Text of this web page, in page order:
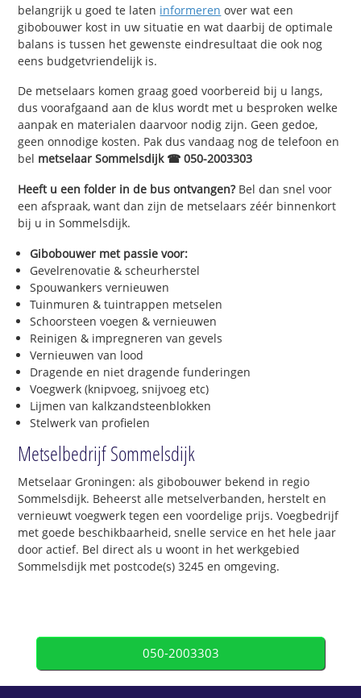
belangrijk u goed te laten informeren over wat een
gibobouwer kost in uw situatie en wat daarbij de optimale
balans is tussen het gewenste eindresultaat die ook nog
eens budgetvriendelijk is.
De metselaars komen graag goed voorbereid bij u langs,
dus voorafgaand aan de klus wordt met u besproken welke
aanpak en materialen daarvoor nodig zijn. Geen gedoe,
geen onnodige kosten. Pak dus vandaag nog de telefoon en
bel metselaar Sommelsdijk ☎ 050-2003303
Heeft u een folder in de bus ontvangen?Bel dan snel voor
een afspraak, want dan zijn de metselaars zéér binnenkort
bij u in Sommelsdijk.
Gibobouwer met passie voor:
Gevelrenovatie & scheurherstel
Spouwankers vernieuwen
Tuinmuren & tuintrappen metselen
Schoorsteen voegen & vernieuwen
Reinigen & impregneren van gevels
Vernieuwen van lood
Dragende en niet dragende funderingen
Voegwerk (knipvoeg, snijvoeg etc)
Lijmen van kalkzandsteenblokken
Stelwerk van profielen
Metselbedrijf Sommelsdijk
Metselaar Groningen: als gibobouwer bekend in regio
Sommelsdijk. Beheerst alle metselverbanden, herstelt en
vernieuwt voegwerk tegen een voordelige prijs. Voegbedrijf
met goede beschikbaarheid, snelle service en het hele jaar
door actief. Bel direct als u woont in het werkgebied
Sommelsdijk met postcode(s) 3245 en omgeving.
050-2003303